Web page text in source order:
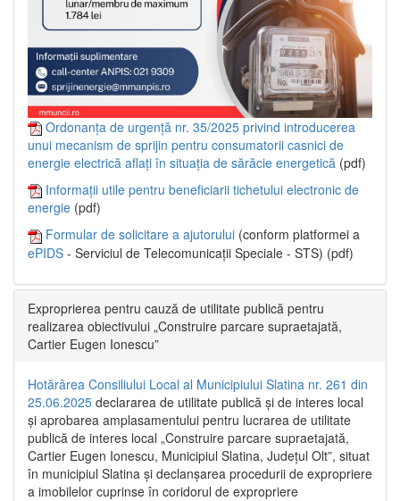
Ordonanța de urgență nr. 35/2025 privind introducerea
unui mecanism de sprijin pentru consumatorii casnici de
energie electrică aflați în situația de sărăcie energetică (pdf)
Informații utile pentru beneficiarii tichetului electronic de
energie (pdf)
Formular de solicitare a ajutorului (conform platformei a
ePIDS - Serviciul de Telecomunicații Speciale - STS) (pdf)
Exproprierea pentru cauză de utilitate publică pentru
realizarea obiectivului „Construire parcare supraetajată,
Cartier Eugen Ionescu”
Hotărârea Consiliului Local al Municipiului Slatina nr. 261 din
25.06.2025 declararea de utilitate publică și de interes local
și aprobarea amplasamentului pentru lucrarea de utilitate
publică de interes local „Construire parcare supraetajată,
Cartier Eugen Ionescu, Municipiul Slatina, Județul Olt”, situat
în municipiul Slatina și declanșarea procedurii de expropriere
a imobilelor cuprinse în coridorul de expropriere